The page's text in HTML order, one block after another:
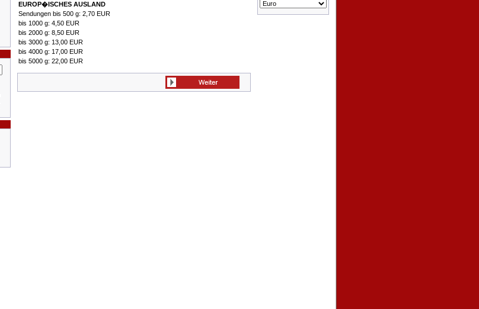
EUROP�ISCHES AUSLAND
Sendungen bis 500 g: 2,70 EUR
bis 1000 g: 4,50 EUR
bis 2000 g: 8,50 EUR
bis 3000 g: 13,00 EUR
bis 4000 g: 17,00 EUR
bis 5000 g: 22,00 EUR